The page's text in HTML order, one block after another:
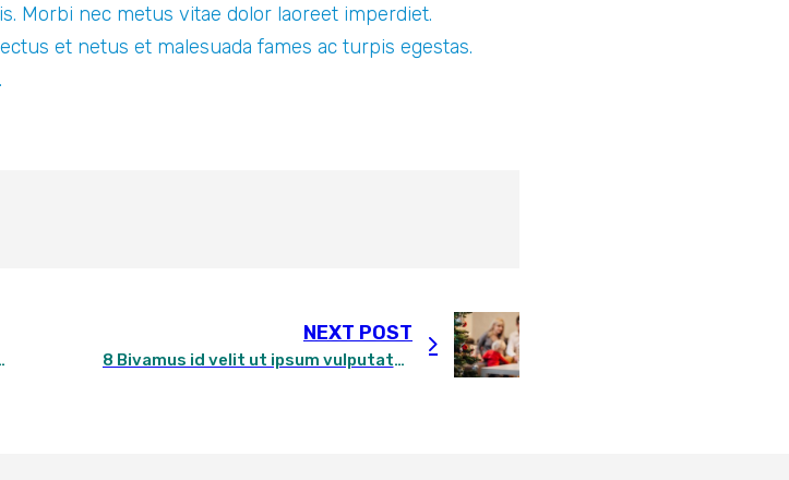
Morbi nec metus vitae dolor laoreet imperdiet.
et netus et malesuada fames ac turpis egestas.
consectetur
NEXT POST
8 Bivamus id velit ut ipsum vulputate interdum sit amet a risus sollicitudin